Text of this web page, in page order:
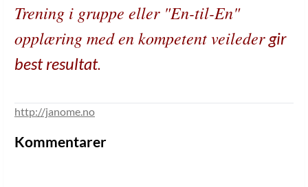
Trening i gruppe eller "En-til-En"
opplæring med en kompetent veileder gir
best resultat.
http://janome.no
Kommentarer